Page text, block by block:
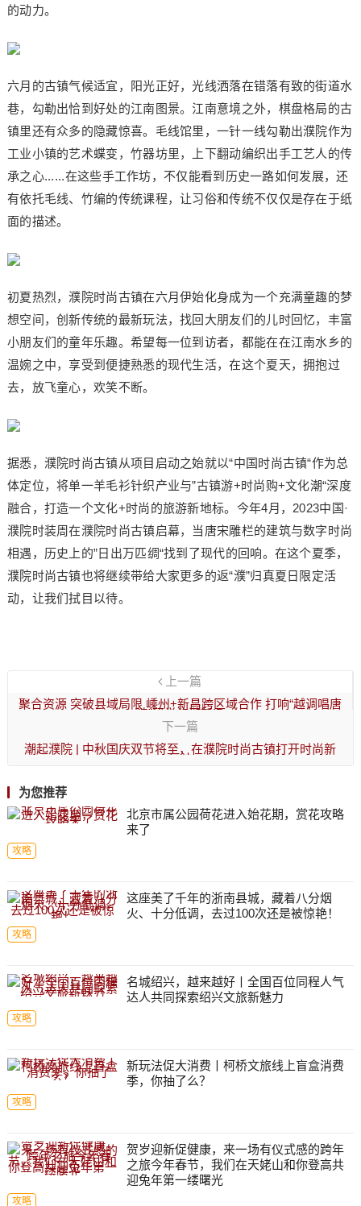
的动力。
六月的古镇气候适宜，阳光正好，光线洒落在错落有致的街道水
巷，勾勒出恰到好处的江南图景。江南意境之外，棋盘格局的古
镇里还有众多的隐藏惊喜。毛线馆里，一针一线勾勒出濮院作为
工业小镇的艺术蝶变，竹器坊里，上下翻动编织出手工艺人的传
承之心......在这些手工作坊，不仅能看到历史一路如何发展，还
有依托毛线、竹编的传统课程，让习俗和传统不仅仅是存在于纸
面的描述。
初夏热烈，濮院时尚古镇在六月伊始化身成为一个充满童趣的梦
想空间，创新传统的最新玩法，找回大朋友们的儿时回忆，丰富
小朋友们的童年乐趣。希望每一位到访者，都能在在江南水乡的
温婉之中，享受到便捷熟悉的现代生活，在这个夏天，拥抱过
去，放飞童心，欢笑不断。
据悉，濮院时尚古镇从项目启动之始就以“中国时尚古镇“作为总
体定位，将单一羊毛衫针织产业与”古镇游+时尚购+文化潮“深度
融合，打造一个文化+时尚的旅游新地标。今年4月，2023中国·
濮院时装周在濮院时尚古镇启幕，当唐宋雕栏的建筑与数字时尚
相遇，历史上的”日出万匹绸“找到了现代的回响。在这个夏季，
濮院时尚古镇也将继续带给大家更多的返“濮”归真夏日限定活
动，让我们拭目以待。
上一篇
聚合资源 突破县域局限 嵊州+新昌跨区域合作 打响“越调唱唐
诗”研学旅游新IP
下一篇
​潮起濮院 | 中秋国庆双节将至，在濮院时尚古镇打开时尚新
玩法
为您推荐
北京市属公园荷花进入始花期，赏花攻略
来了
攻略
这座美了千年的浙南县城，藏着八分烟
火、十分低调，去过100次还是被惊艳！
攻略
名城绍兴，越来越好丨全国百位同程人气
达人共同探索绍兴文旅新魅力
攻略
新玩法促大消费丨柯桥文旅线上盲盒消费
季，你抽了么？
攻略
贺岁迎新促健康，来一场有仪式感的跨年
之旅今年春节，我们在天姥山和你登高共
迎兔年第一缕曙光
攻略